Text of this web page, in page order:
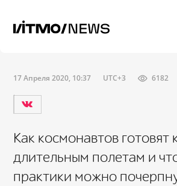
17 Апреля 2020, 10:37 UTC+3 6182
Как космонавтов готовят
длительным полетам и
практики можно